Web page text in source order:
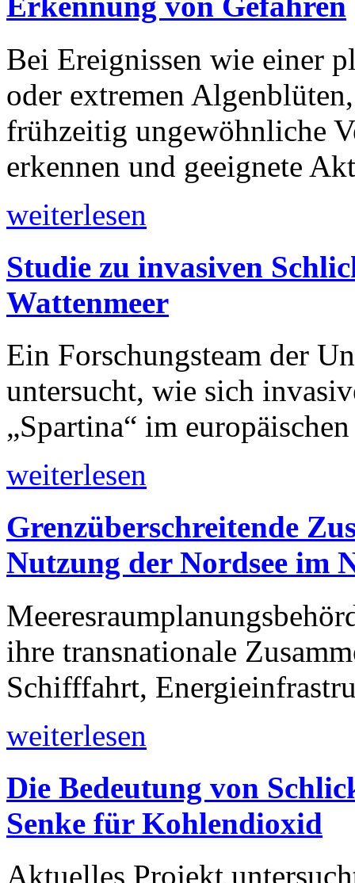
Bei Ereignissen wie einer
oder extremen
frühzeitig ungewöhnliche
erkennen und geeignete
weiterlesen
Studie zu invasiven
Wattenmeer
Ein Forschungsteam der
untersucht, wie sich
„Spartina“ im
weiterlesen
Grenzüberschreitende
Nutzung der Nordsee im
ihre transnationale
Schifffahrt,
weiterlesen
Die Bedeutung von
Senke für Kohlendioxid
Aktuelles Projekt